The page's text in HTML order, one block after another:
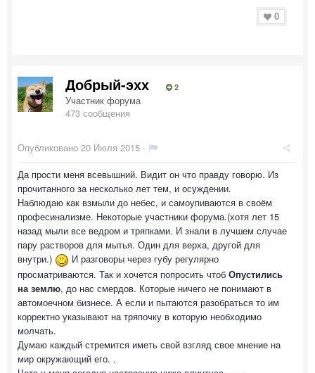
0
Добрый-эхх 2
Участник форума
473 сообщения
Опубликовано 20 Июля 2015 ·
Да прости меня всевышний. Видит он что правду говорю. Из
прочитанного за несколько лет тем, и осуждении.
Наблюдаю как взмыли до небес, и самоупиваются в своём
професинализме. Некоторые участники форума.(хотя лет 15
назад мыли все ведром и тряпками. И знали в лучшем случае
пару растворов для мытья. Один для верха, другой для
внутри.)
И разговоры через губу регулярно
просматриваются. Так и хочется попросить чтоб Опустились
на землю, до нас смердов. Которые ничего не понимают в
автомоечном бизнесе. А если и пытаются разобраться то им
корректно указывают на тряпочку в которую необходимо
молчать.
Думаю каждый стремится иметь свой взгляд свое мнение на
мир окружающий его. .